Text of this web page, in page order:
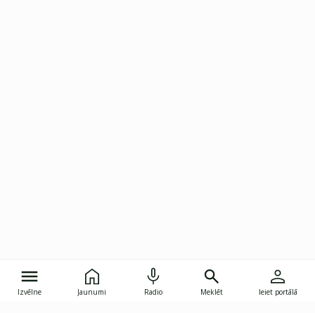
Izvēlne Jaunumi Radio Meklēt Ieiet portālā